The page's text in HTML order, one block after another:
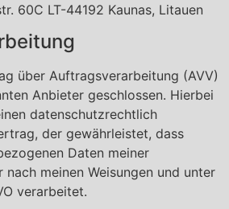
60C LT-44192 Kaunas, Litauen
über Auftragsverarbeitung (AVV)
Anbieter geschlossen. Hierbei
datenschutzrechtlich
der gewährleistet, dass
Daten meiner
nach meinen Weisungen und unter
verarbeitet.